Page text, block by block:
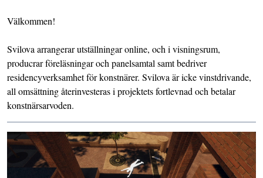
Välkommen!
Svilova arrangerar utställningar online, och i visningsrum,
producrar föreläsningar och panelsamtal samt bedriver
residencyverksamhet för konstnärer. Svilova är icke vinstdrivande,
all omsättning återinvesteras i projektets fortlevnad och betalar
konstnärsarvoden.